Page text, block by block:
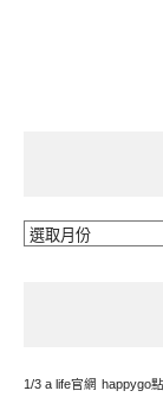
每
1/3 a life官網 happygo